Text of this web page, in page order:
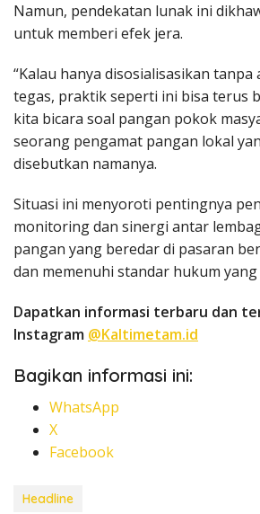
Namun, pendekatan lunak ini
untuk memberi efek jera.
“Kalau hanya disosialisasikan tanpa
tegas, praktik seperti ini bisa terus
kita bicara soal pangan pokok
seorang pengamat pangan lokal
disebutkan namanya.
Situasi ini menyoroti pentingnya
monitoring dan sinergi antar
pangan yang beredar di pasaran
dan memenuhi standar hukum
Dapatkan informasi terbaru dan
Instagram @Kaltimetam.id
Bagikan informasi ini:
WhatsApp
X
Facebook
Headline